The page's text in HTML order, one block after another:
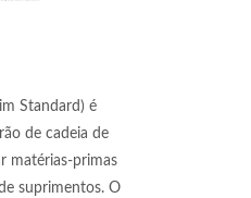
Standard) é
de cadeia de
matérias-primas
suprimentos. O